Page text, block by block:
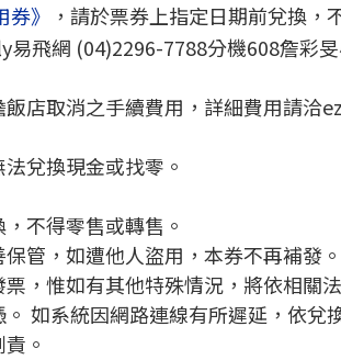
》
，請於票券上指定日期前兌換，
飛網 (04)2296-7788分機608詹彩
店取消之手續費用，詳細費用請洽
兌換現金或找零。
不得零售或轉售。
管，如遭他人盜用，本券不再補發。
，惟如有其他特殊情況，將依相關
如系統因網路連線有所遲延，依兌
。